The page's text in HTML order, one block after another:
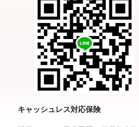
キャッシュレス対応保険